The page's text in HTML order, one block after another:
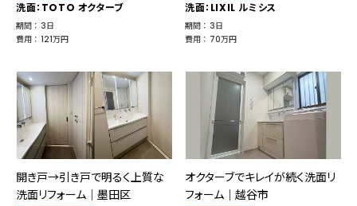
洗面：TOTO オクターブ
期間 ： 3日
費用 ： 121万円
洗面：LIXIL ルミシス
期間 ： 3日
費用 ： 70万円
開き戸→引き戸で明るく上質な
洗面リフォーム│墨田区
オクターブでキレイが続く洗面リ
フォーム｜越谷市